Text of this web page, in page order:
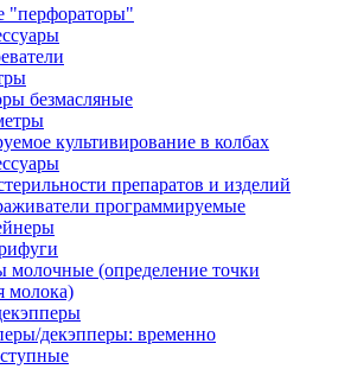
"перфораторы"
безмасляные
культивирование в колбах
препаратов и изделий
программируемые
молочные (определение точки
молока)
декэпперы: временно